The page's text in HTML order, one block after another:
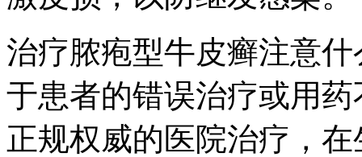
治疗脓疱型牛皮癣注意
于患者的错误治疗或用
正规权威的医院治疗，